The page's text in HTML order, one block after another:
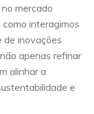
mercado
interagimos
de inovações
apenas refinar
alinhar a
e